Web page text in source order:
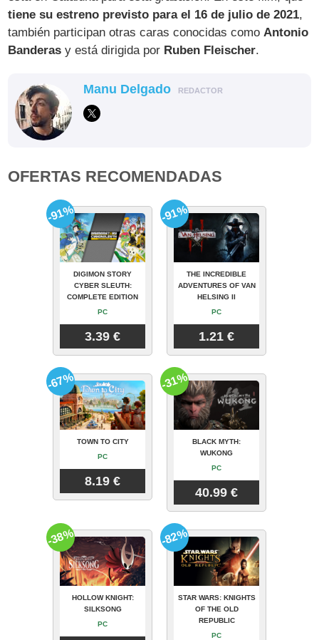
tiene su estreno previsto para el 16 de julio de 2021,
también participan otras caras conocidas comoAntonio
Banderas y está dirigida por Ruben Fleischer.
Manu Delgado REDACTOR
OFERTAS RECOMENDADAS
DIGIMON STORY
CYBER SLEUTH:
COMPLETE EDITION
PC
3.39 €
-91%
THE INCREDIBLE
ADVENTURES OF VAN
HELSING II
PC
1.21 €
-91%
TOWN TO CITY
PC
8.19 €
-67%
BLACK MYTH:
WUKONG
PC
40.99 €
-31%
HOLLOW KNIGHT:
SILKSONG
PC
-38%
STAR WARS: KNIGHTS
OF THE OLD
REPUBLIC
PC
-82%